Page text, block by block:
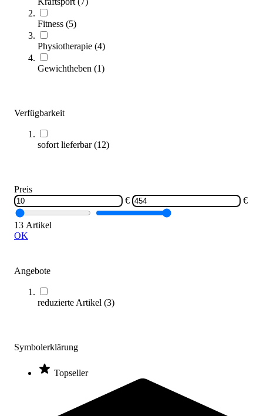
Fitness (5)
Physiotherapie (4)
Gewichtheben (1)
Verfügbarkeit
sofort lieferbar(12)
Preis
€
€
13 Artikel
OK
Angebote
reduzierte Artikel (3)
Symbolerklärung
Topseller
453,00 €
Zum Produkt
Längere Lieferzeit
Varianten zur Auswahl
Sofort lieferbar
O'Live® Functional Ball
76,00 €
Varianten zur Auswahl